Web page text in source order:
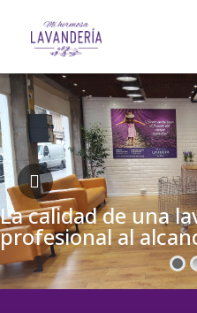
La calidad de una
profesional al